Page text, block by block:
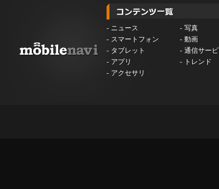
- ニュース - 写真
- スマートフォン - 動画
- タブレット - 通信サー
- アプリ -
トレンド
- アクセサリ